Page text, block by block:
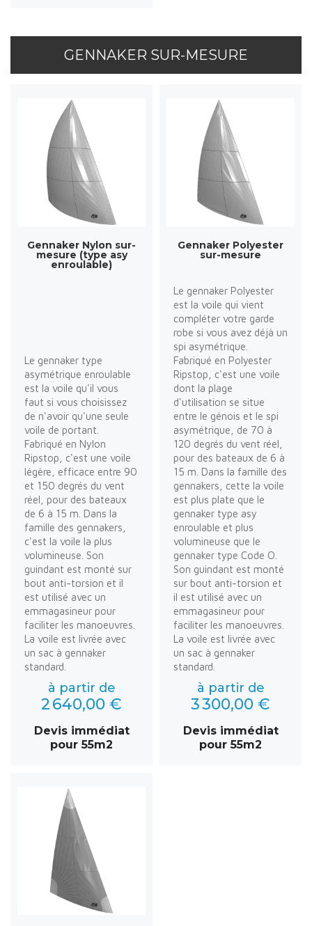
GENNAKER SUR-MESURE
Gennaker Nylon sur-
mesure (type asy
enroulable)
Le gennaker type
asymétrique enroulable
est la voile qu'il vous
faut si vous choisissez
de n'avoir qu'une seule
voile de portant.
Fabriqué en Nylon
Ripstop, c'est une voile
légère, efficace entre 90
et 150 degrés du vent
réel, pour des bateaux
de 6 à 15 m. Dans la
famille des gennakers,
c'est la voile la plus
volumineuse. Son
guindant est monté sur
bout anti-torsion et il
est utilisé avec un
emmagasineur pour
faciliter les manoeuvres.
La voile est livrée avec
un sac à gennaker
standard.
à partir de
2 640,00 €
Devis immédiat
pour 55m2
Gennaker Polyester
sur-mesure
Le gennaker Polyester
est la voile qui vient
compléter votre garde
robe si vous avez déjà un
spi asymétrique.
Fabriqué en Polyester
Ripstop, c'est une voile
dont la plage
d'utilisation se situe
entre le génois et le spi
asymétrique, de 70 à
120 degrés du vent réel,
pour des bateaux de 6 à
15 m. Dans la famille des
gennakers, cette la voile
est plus plate que le
gennaker type asy
enroulable et plus
volumineuse que le
gennaker type Code O.
Son guindant est monté
sur bout anti-torsion et
il est utilisé avec un
emmagasineur pour
faciliter les manoeuvres.
La voile est livrée avec
un sac à gennaker
standard.
à partir de
3 300,00 €
Devis immédiat
pour 55m2